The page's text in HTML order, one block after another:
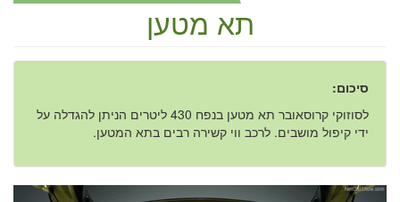
תא מטען
סיכום:
לסוזוקי קרוסאובר תא מטען בנפח 430 ליטרים הניתן להגדלה על
ידי קיפול מושבים. לרכב ווי קשירה רבים בתא המטען.